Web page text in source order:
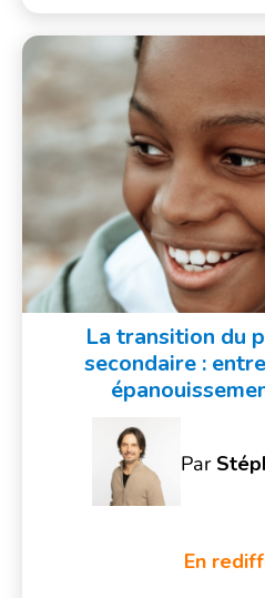
La transition du
secondaire :
Par
En